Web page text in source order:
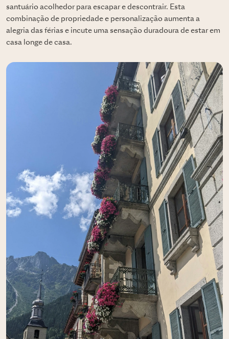
santuário acolhedor para escapar e descontrair. Esta
combinação de propriedade e personalização aumenta a
alegria das férias e incute uma sensação duradoura de estar em
casa longe de casa.